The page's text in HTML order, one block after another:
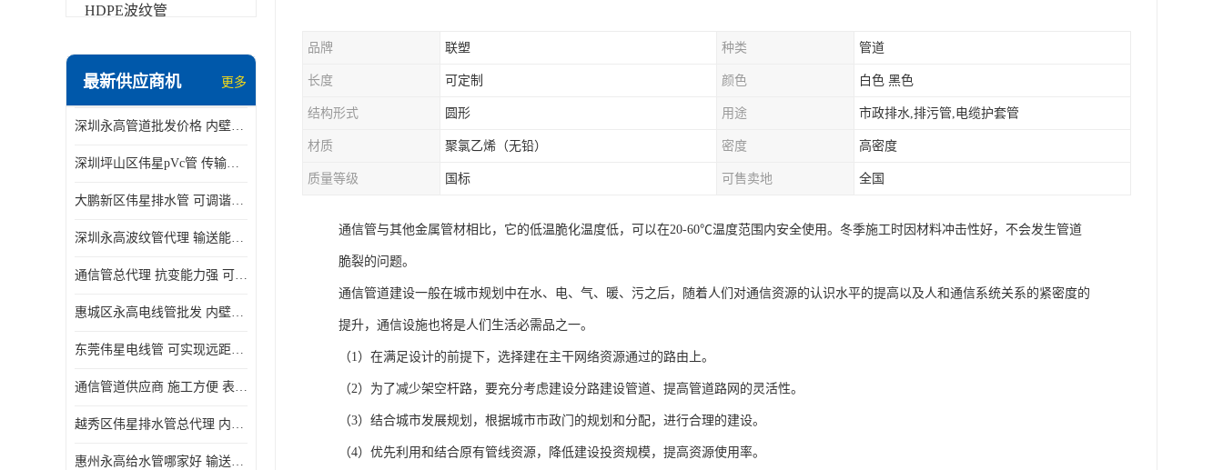
HDPE波纹管
最新供应商机 更多
深圳永高管道批发价格 内壁光滑 抗震性能好
深圳坪山区伟星pVc管 传输损耗小 频率稳定性好
大鹏新区伟星排水管 可调谐性好 大功率 效率高
深圳永高波纹管代理 输送能力强 可以承受高温
通信管总代理 抗变能力强 可耐强震 扭曲
惠城区永高电线管批发 内壁光滑 抗震性能好
东莞伟星电线管 可实现远距离通信 频率稳定性好
通信管道供应商 施工方便 表面电阻系数大
越秀区伟星排水管总代理 内部表面光滑 大功率 效率高
惠州永高给水管哪家好 输送能力强 方便施工和运输
品牌 联塑 种类 管道
长度 可定制 颜色 白色 黑色
结构形式 圆形 用途 市政排水,排污管,电缆护套管
材质 聚氯乙烯（无铅） 密度 高密度
质量等级 国标 可售卖地 全国
通信管与其他金属管材相比，它的低温脆化温度低，可以在20-60℃温度范围内安全使用。冬季施工时因材料冲击性好，不会发生管道
脆裂的问题。
通信管道建设一般在城市规划中在水、电、气、暖、污之后，随着人们对通信资源的认识水平的提高以及人和通信系统关系的紧密度的
提升，通信设施也将是人们生活必需品之一。
（1）在满足设计的前提下，选择建在主干网络资源通过的路由上。
（2）为了减少架空杆路，要充分考虑建设分路建设管道、提高管道路网的灵活性。
（3）结合城市发展规划，根据城市市政门的规划和分配，进行合理的建设。
（4）优先利用和结合原有管线资源，降低建设投资规模，提高资源使用率。